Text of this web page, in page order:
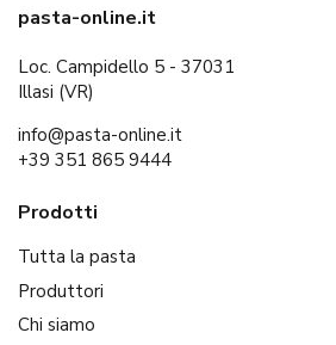
pasta-online.it
Loc. Campidello 5 - 37031
Illasi (VR)
info@pasta-online.it
+39 351 865 9444
Prodotti
Tutta la pasta
Produttori
Chi siamo